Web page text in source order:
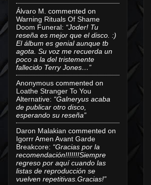
Álvaro M. commented on
Warning Rituals Of Shame
Doom Funeral: “Joder! Tu
reseña es mejor que el disco. :)
El álbum es genial aunque tb
agota. Su voz me recuerda un
poco a la del tristemente
fallecido Terry Jones…”
Anonymous commented on
Loathe Stranger To You
Alternative: “Galneryus acaba
de publicar otro disco,
esperando su reseña”
Daron Malakian commented on
Igorrr Amen Avant Garde
Breakcore: “Gracias por la
recomendación!!!!!!!Siempre
regreso por aquí cuando las
listas de reproducción se
vuelven repetitivas.Gracias!”